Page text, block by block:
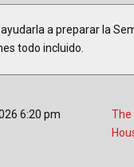
a preparar la
todo incluido.
6:20 pm
The